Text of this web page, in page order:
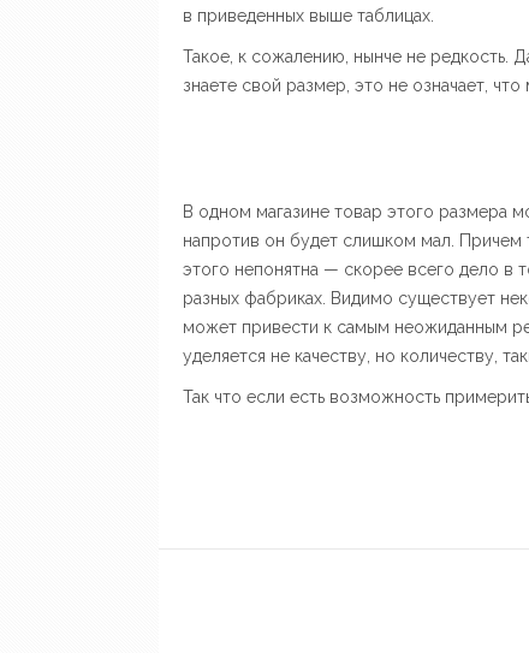
в приведенных выше таблицах.
Такое, к сожалению, нынче не редкость.
знаете свой размер, это не означает,
В одном магазине товар этого размера
напротив он будет слишком мал. Причем
этого непонятна — скорее всего дело в
разных фабриках. Видимо существует
может привести к самым неожиданным
уделяется не качеству, но количеству,
Так что если есть возможность